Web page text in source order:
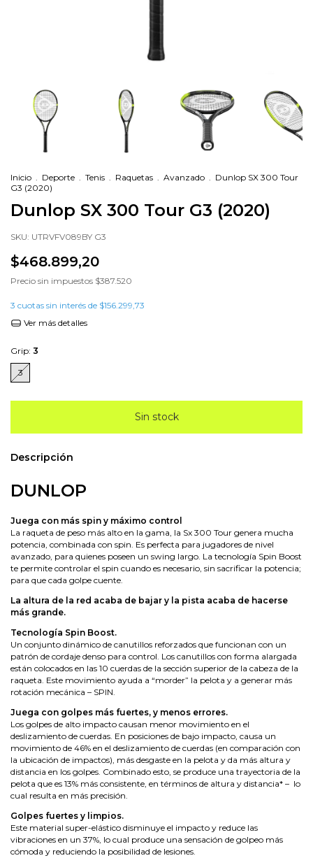
Inicio . Deporte . Tenis . Raquetas . Avanzado . Dunlop SX 300 Tour
G3 (2020)
Dunlop SX 300 Tour G3 (2020)
SKU: UTRVFV089BY G3
$468.899,20
Precio sin impuestos $387.520
3 cuotas sin interés de $156.299,73
Ver más detalles
Grip: 3
3
Descripción
DUNLOP
Juega con más spin y máximo control
La raqueta de peso más alto en la gama, la Sx 300 Tour genera mucha
potencia, combinada con spin. Es perfecta para jugadores de nivel
avanzado, para quienes poseen un swing largo. La tecnología Spin Boost
te permite controlar el spin cuando es necesario, sin sacrificar la potencia;
para que cada golpe cuente.
La altura de la red acaba de bajar y la pista acaba de hacerse
más grande.
Tecnología Spin Boost.
Un conjunto dinámico de canutillos reforzados que funcionan con un
patrón de cordaje denso para control. Los canutillos con forma alargada
están colocados en las 10 cuerdas de la sección superior de la cabeza de la
raqueta. Este movimiento ayuda a “morder” la pelota y a generar más
rotación mecánica – SPIN.
Juega con golpes más fuertes, y menos errores.
Los golpes de alto impacto causan menor movimiento en el
deslizamiento de cuerdas. En posiciones de bajo impacto, causa un
movimiento de 46% en el deslizamiento de cuerdas (en comparación con
la ubicación de impactos), más desgaste en la pelota y da más altura y
distancia en los golpes. Combinado esto, se produce una trayectoria de la
pelota que es 13% más consistente, en términos de altura y distancia* – lo
cual resulta en más precisión.
Golpes fuertes y limpios.
Este material super-elástico disminuye el impacto y reduce las
vibraciones en un 37%, lo cual produce una sensación de golpeo más
cómoda y reduciendo la posibilidad de lesiones.